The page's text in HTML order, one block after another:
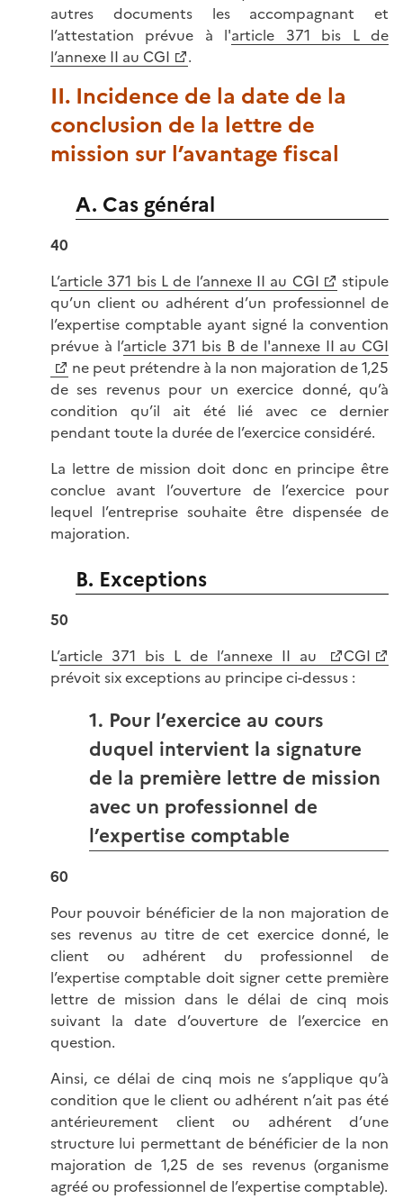
autres documents les accompagnant et
l’attestation prévue à l'article 371 bis L de
l’annexe II au CGI
.
II. Incidence de la date de la
conclusion de la lettre de
mission sur l’avantage fiscal
A. Cas général
40
L’article 371 bis L de l’annexe II au CGI
stipule
qu’un client ou adhérent d’un professionnel de
l’expertise comptable ayant signé la convention
prévue à l’article 371 bis B de l'annexe II au CGI
ne peut prétendre à la non majoration de 1,25
de ses revenus pour un exercice donné, qu’à
condition qu’il ait été lié avec ce dernier
pendant toute la durée de l’exercice considéré.
La lettre de mission doit donc en principe être
conclue avant l’ouverture de l’exercice pour
lequel l’entreprise souhaite être dispensée de
majoration.
B. Exceptions
50
L’article 371 bis L de l’annexe II au
CGI
prévoit six exceptions au principe ci-dessus :
1. Pour l’exercice au cours
duquel intervient la signature
de la première lettre de mission
avec un professionnel de
l’expertise comptable
60
Pour pouvoir bénéficier de la non majoration de
ses revenus au titre de cet exercice donné, le
client ou adhérent du professionnel de
l’expertise comptable doit signer cette première
lettre de mission dans le délai de cinq mois
suivant la date d’ouverture de l’exercice en
question.
Ainsi, ce délai de cinq mois ne s’applique qu’à
condition que le client ou adhérent n’ait pas été
antérieurement client ou adhérent d’une
structure lui permettant de bénéficier de la non
majoration de 1,25 de ses revenus (organisme
agréé ou professionnel de l’expertise comptable).